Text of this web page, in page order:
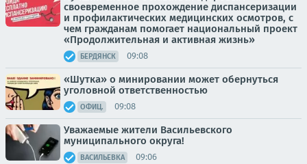
своевременное прохождение диспансеризации
и профилактических медицинских осмотров, с
чем гражданам помогает национальный проект
«Продолжительная и активная жизнь»
БЕРДЯНСК 09:08
«Шутка» о минировании может обернуться
уголовной ответственностью
ОФИЦ. 09:08
Уважаемые жители Васильевского
муниципального округа!
ВАСИЛЬЕВКА 09:06